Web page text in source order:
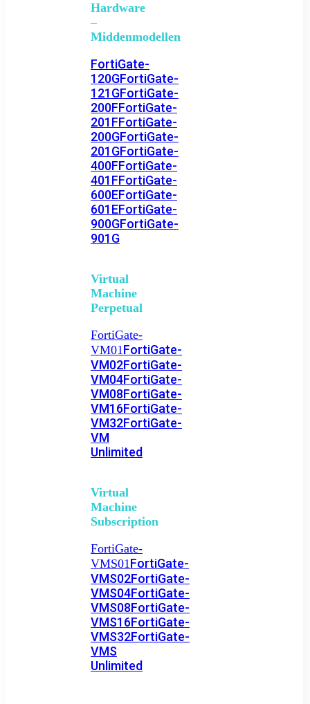
Hardware
–
Middenmodellen
FortiGate-
120GFortiGate-
121GFortiGate-
200FFortiGate-
201FFortiGate-
200GFortiGate-
201GFortiGate-
400FFortiGate-
401FFortiGate-
600EFortiGate-
601EFortiGate-
900GFortiGate-
901G
Virtual
Machine
Perpetual
FortiGate-
VM01FortiGate-
VM02FortiGate-
VM04FortiGate-
VM08FortiGate-
VM16FortiGate-
VM32FortiGate-
VM
Unlimited
Virtual
Machine
Subscription
FortiGate-
VMS01FortiGate-
VMS02FortiGate-
VMS04FortiGate-
VMS08FortiGate-
VMS16FortiGate-
VMS32FortiGate-
VMS
Unlimited